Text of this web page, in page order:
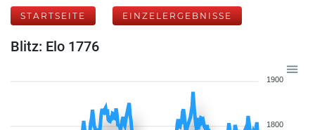
STARTSEITE EINZELERGEBNISSE
Blitz: Elo 1776
1900
1800